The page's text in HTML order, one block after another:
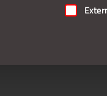
Einwilligung erteilt